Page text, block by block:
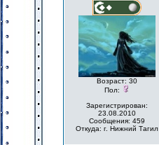
Возраст: 30
Пол:
Зарегистрирован:
23.08.2010
Сообщения: 459
Откуда: г. Нижний Тагил